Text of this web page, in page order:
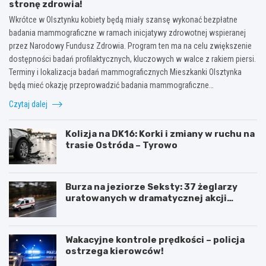
stronę zdrowia!
Wkrótce w Olsztynku kobiety będą miały szansę wykonać bezpłatne
badania mammograficzne w ramach inicjatywy zdrowotnej wspieranej
przez Narodowy Fundusz Zdrowia. Program ten ma na celu zwiększenie
dostępności badań profilaktycznych, kluczowych w walce z rakiem piersi.
Terminy i lokalizacja badań mammograficznych Mieszkanki Olsztynka
będą mieć okazję przeprowadzić badania mammograficzne…
Czytaj dalej
Kolizja na DK16: Korki i zmiany w ruchu na
trasie Ostróda – Tyrowo
Burza na jeziorze Seksty: 37 żeglarzy
uratowanych w dramatycznej akcji
Wakacyjne kontrole prędkości – policja
ostrzega kierowców!